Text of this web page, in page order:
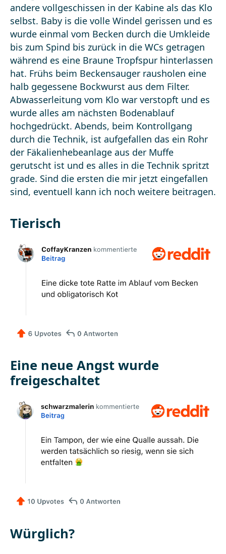
Tierisch
Eine neue Angst wurde
freigeschaltet
Würglich?